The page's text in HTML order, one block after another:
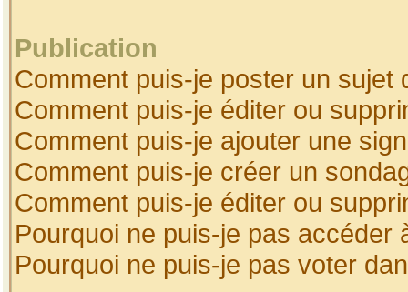
Publication
Comment puis-je poster un sujet
Comment puis-je éditer ou
Comment puis-je ajouter une
Comment puis-je créer un
Comment puis-je éditer ou
Pourquoi ne puis-je pas accéder
Pourquoi ne puis-je pas voter